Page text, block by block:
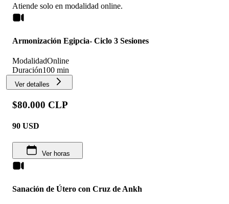
Atiende solo en modalidad online.
Armonización Egipcia- Ciclo 3 Sesiones
ModalidadOnline
Duración100 min
Ver detalles
$80.000 CLP
90 USD
Ver horas
Sanación de Útero con Cruz de Ankh